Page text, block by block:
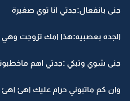
جنى بانفعال:جدتي انا توي صغيرة
الجده بعصبيه:هذا امك تزوجت
جنى شوي وتبكي :جدتي اهم ماخطبوني
وان كم ماتبوني حرام عليك اهئ اهئ